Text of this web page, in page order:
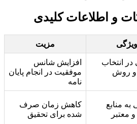
و اطلاعات کلیدی
ویژگی مزیت
در انتخاب
روش
افزایش شانس
موفقیت در انجام پایان
نامه
منابع
معتبر
کاهش زمان صرف
شده برای تحقیق